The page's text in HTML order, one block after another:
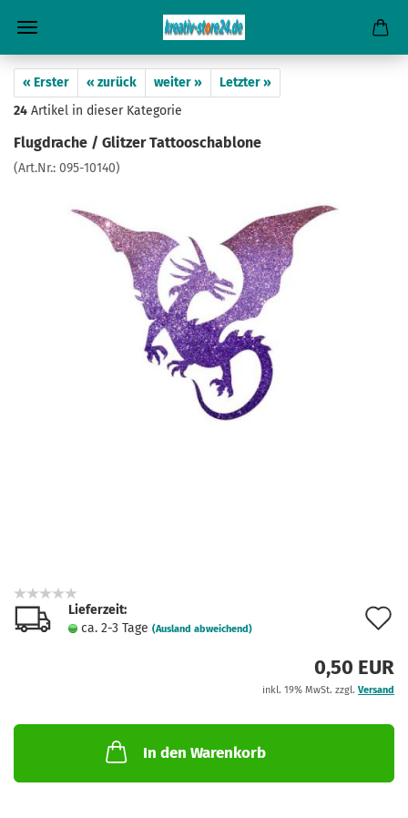
« Erster « zurück weiter »
Letzter »
24 Artikel in dieser Kategorie
Flugdrache / Glitzer Tattooschablone
(Art.Nr.: 095-10140)
Lieferzeit:
ca. 2-3 Tage (Ausland abweichend)
0,50 EUR
inkl. 19% MwSt. zzgl. Versand
In den Warenkorb